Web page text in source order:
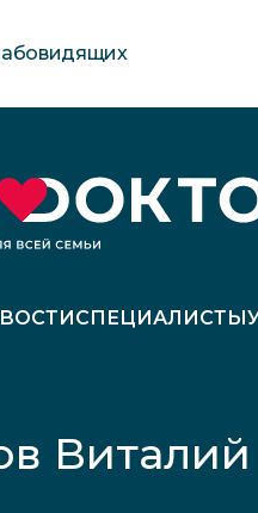
СПЕЦИАЛИСТЫ